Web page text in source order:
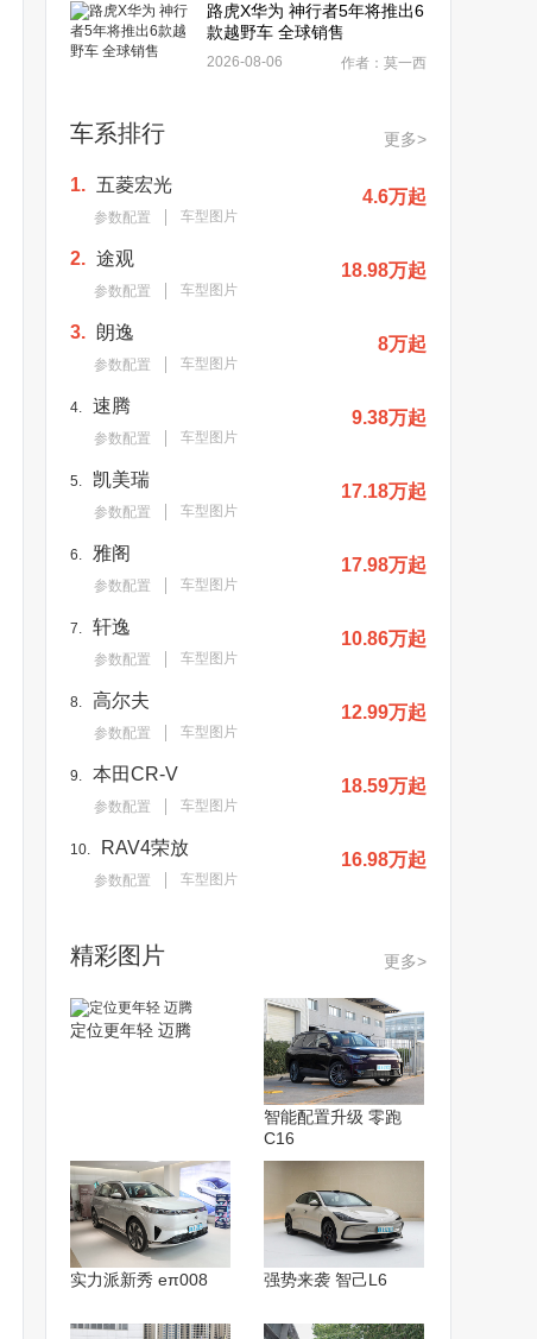
路虎X华为 神行者5年将推出6
款越野车 全球销售
2026-08-06 作者：莫一西
车系排行 更多>
1. 五菱宏光
参数配置 车型图片
4.6万起
2. 途观
参数配置 车型图片
18.98万起
3. 朗逸
参数配置 车型图片
8万起
4. 速腾
参数配置 车型图片
9.38万起
5. 凯美瑞
参数配置 车型图片
17.18万起
6. 雅阁
参数配置 车型图片
17.98万起
7. 轩逸
参数配置 车型图片
10.86万起
8. 高尔夫
参数配置 车型图片
12.99万起
9. 本田CR-V
参数配置 车型图片
18.59万起
10. RAV4荣放
参数配置 车型图片
16.98万起
精彩图片 更多>
定位更年轻 迈腾
智能配置升级 零跑
C16
实力派新秀 eπ008 强势来袭 智己L6